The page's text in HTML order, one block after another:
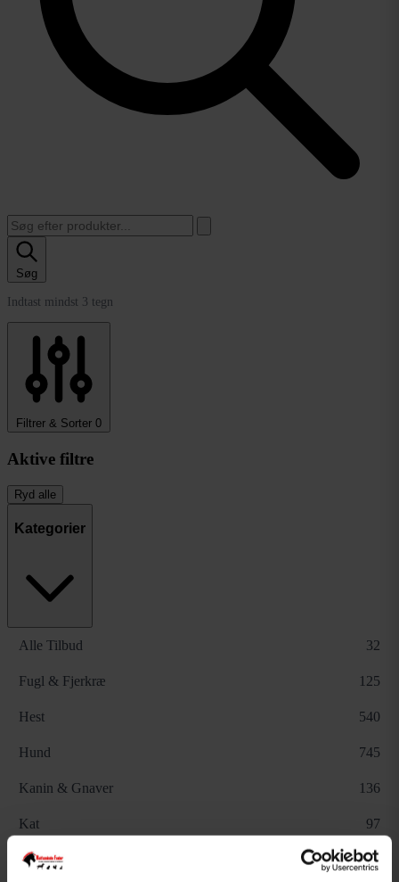
Søg
Indtast mindst 3 tegn
Filtrer & Sorter 0
Aktive filtre
Ryd alle
Kategorier
Alle Tilbud 32
Fugl & Fjerkræ 125
Hest 540
Hund 745
Kanin & Gnaver 136
Kat 97
Øvrige dyr 19